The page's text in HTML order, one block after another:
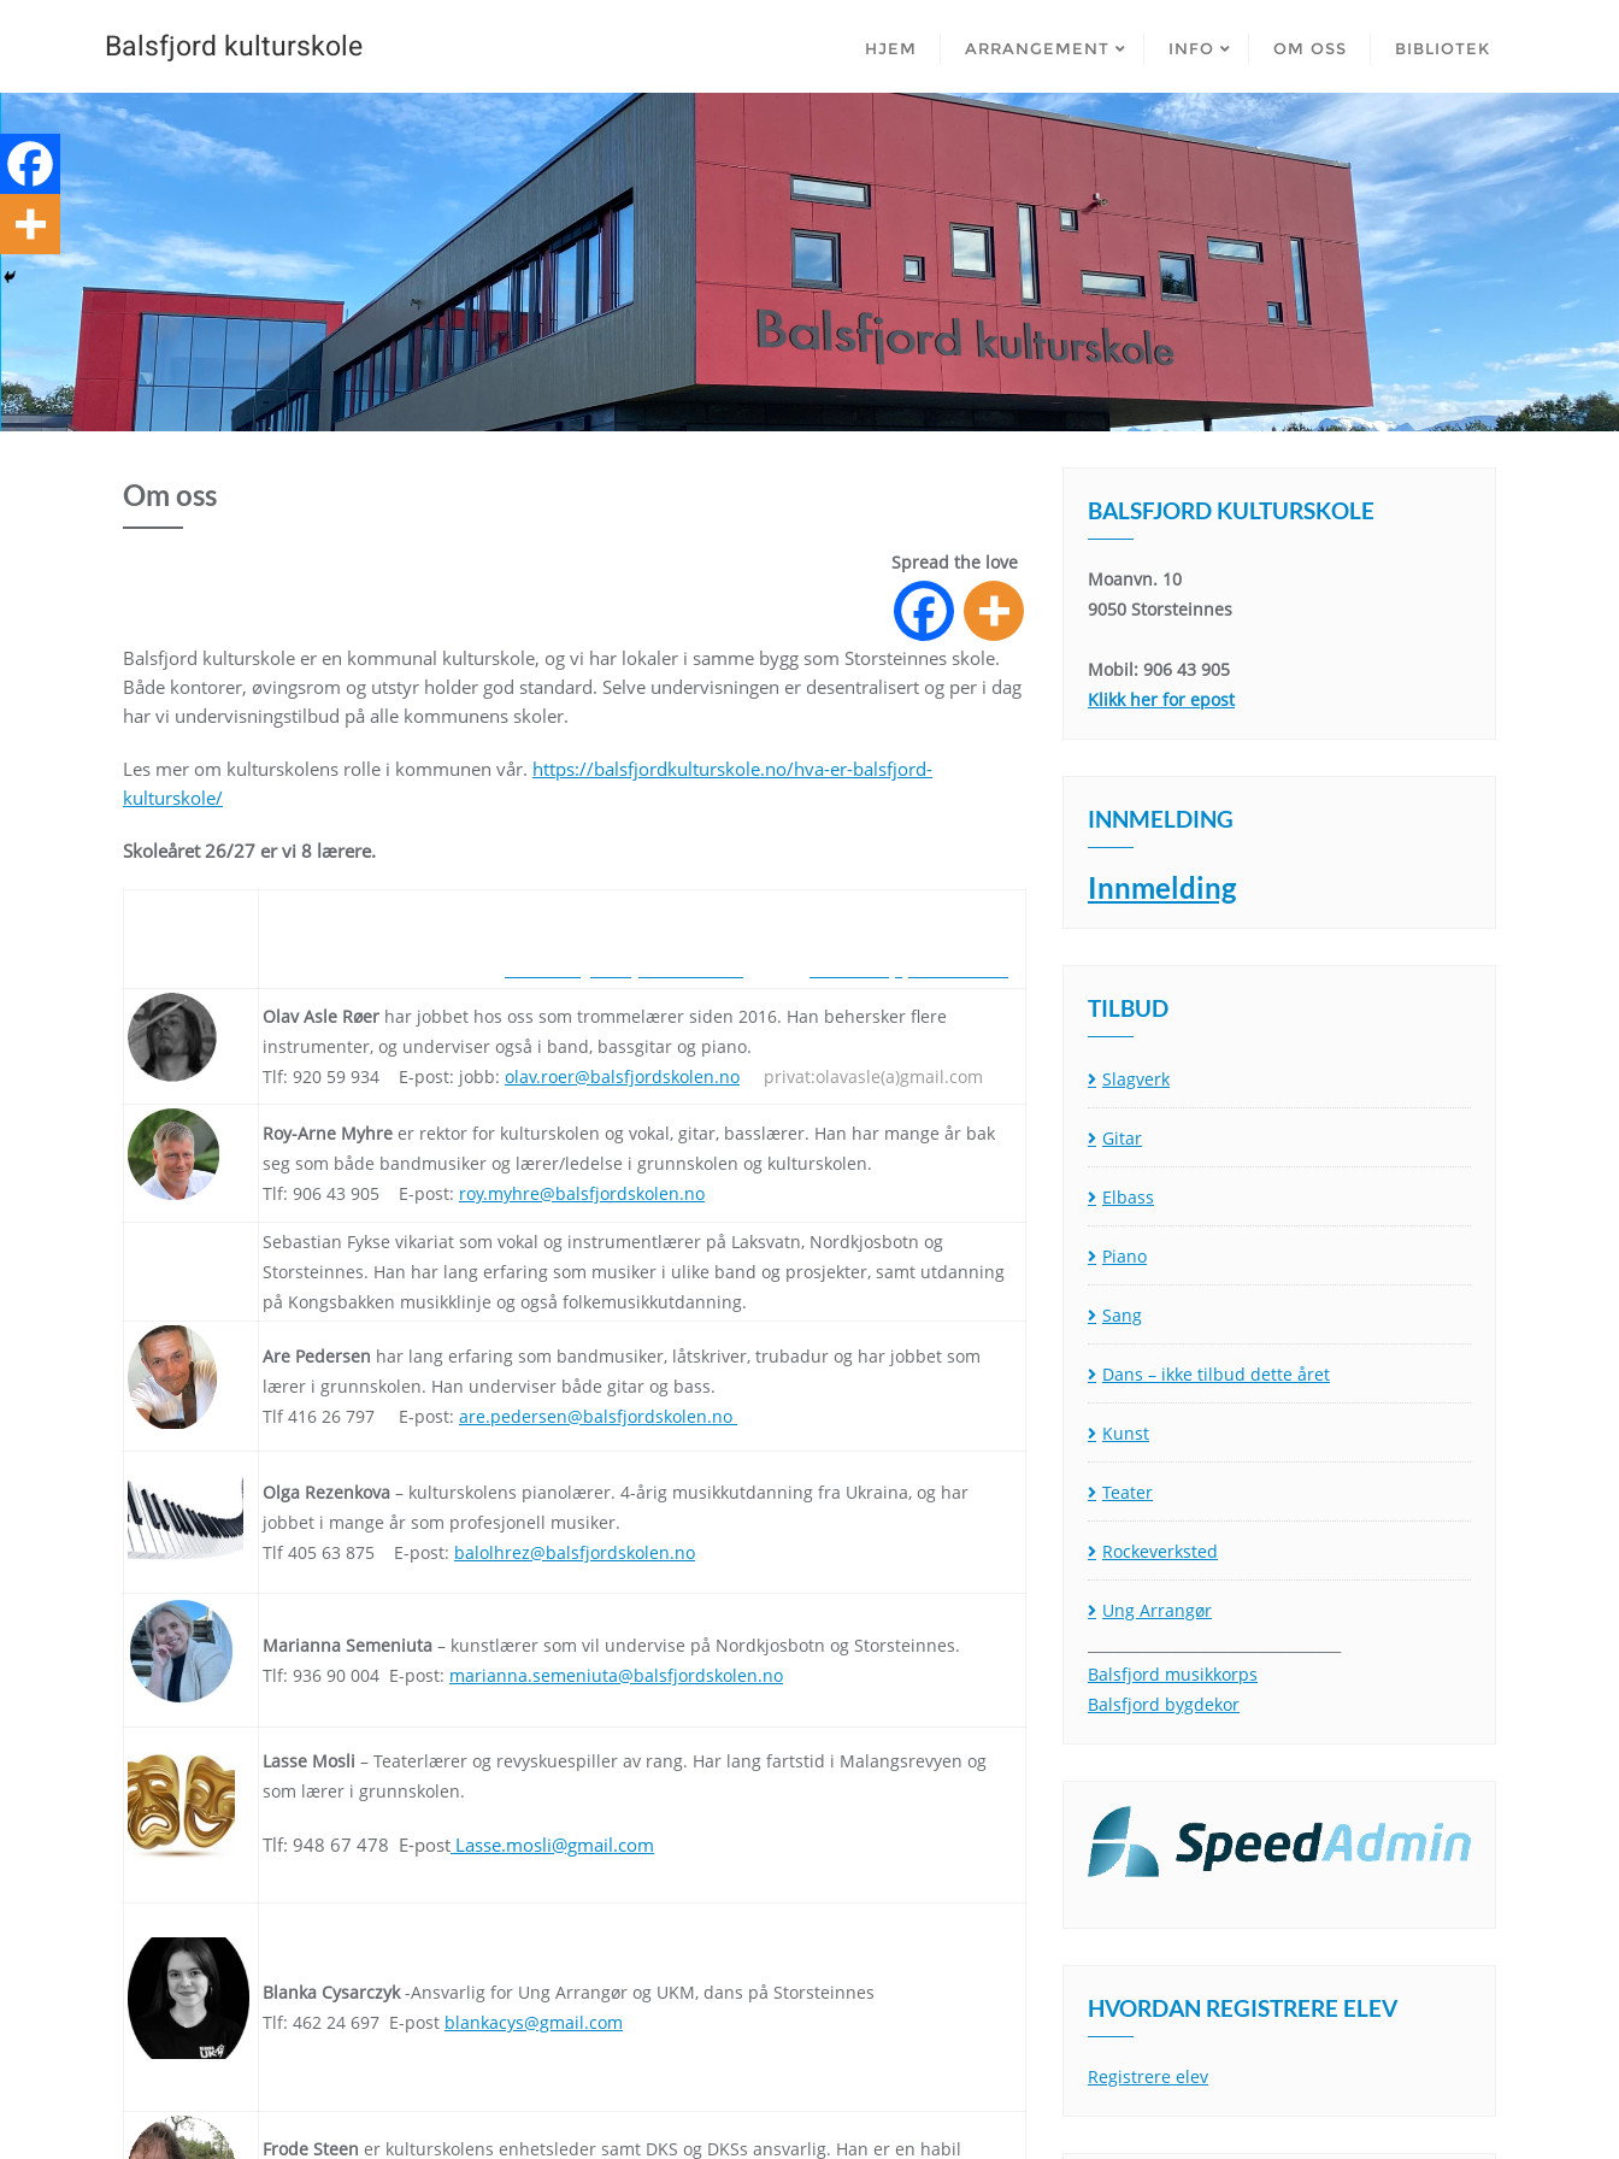
Balsfjord kulturskole HJEM ARRANGEMENT INFO OM OSS BIBLIOTEK
Om oss
Spread the love
Balsfjord kulturskole er en kommunal kulturskole, og vi har lokaler i samme bygg som Storsteinnes skole.
Både kontorer, øvingsrom og utstyr holder god standard. Selve undervisningen er desentralisert og per i dag
har vi undervisningstilbud på alle kommunens skoler.
Les mer om kulturskolens rolle i kommunen vår. https://balsfjordkulturskole.no/hva-er-balsfjord-
kulturskole/
Skoleåret 26/27 er vi 8 lærere.
Olav Asle Røer har jobbet hos oss som trommelærer siden 2016. Han behersker flere
instrumenter, og underviser også i band, bassgitar og piano.
Tlf: 920 59 934 E-post: jobb: olav.roer@balsfjordskolen.no privat:olavasle(a)gmail.com
Roy-Arne Myhre er rektor for kulturskolen og vokal, gitar, basslærer. Han har mange år bak
seg som både bandmusiker og lærer/ledelse i grunnskolen og kulturskolen.
Tlf: 906 43 905 E-post: roy.myhre@balsfjordskolen.no
Sebastian Fykse vikariat som vokal og instrumentlærer på Laksvatn, Nordkjosbotn og
Storsteinnes. Han har lang erfaring som musiker i ulike band og prosjekter, samt utdanning
på Kongsbakken musikklinje og også folkemusikkutdanning.
Are Pedersen har lang erfaring som bandmusiker, låtskriver, trubadur og har jobbet som
lærer i grunnskolen. Han underviser både gitar og bass.
Tlf 416 26 797 E-post: are.pedersen@balsfjordskolen.no
Olga Rezenkova – kulturskolens pianolærer. 4-årig musikkutdanning fra Ukraina, og har
jobbet i mange år som profesjonell musiker.
Tlf 405 63 875 E-post: balolhrez@balsfjordskolen.no
Marianna Semeniuta – kunstlærer som vil undervise på Nordkjosbotn og Storsteinnes.
Tlf: 936 90 004 E-post: marianna.semeniuta@balsfjordskolen.no
Lasse Mosli – Teaterlærer og revyskuespiller av rang. Har lang fartstid i Malangsrevyen og
som lærer i grunnskolen.
Tlf: 948 67 478 E-post Lasse.mosli@gmail.com
Blanka Cysarczyk-Ansvarlig for Ung Arrangør og UKM, dans på Storsteinnes
Tlf: 462 24 697 E-post blankacys@gmail.com
Frode Steen er kulturskolens enhetsleder samt DKS og DKSs ansvarlig. Han er en habil
BALSFJORD KULTURSKOLE
Moanvn. 10
9050 Storsteinnes
Mobil: 906 43 905
Klikk her for epost
INNMELDING
Innmelding
TILBUD
Slagverk
Gitar
Elbass
Piano
Sang
Dans – ikke tilbud dette året
Kunst
Teater
Rockeverksted
Ung Arrangør
Balsfjord musikkorps
Balsfjord bygdekor
HVORDAN REGISTRERE ELEV
Registrere elev